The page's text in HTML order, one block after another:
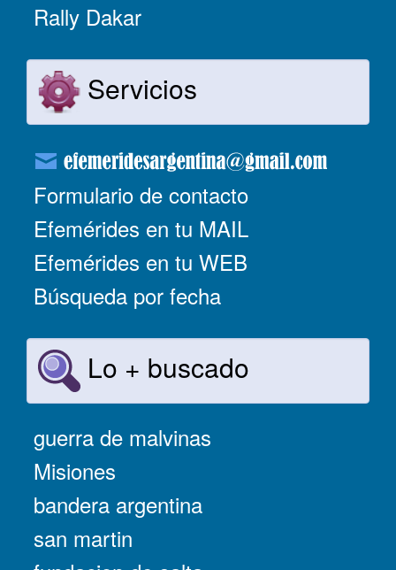
Rally Dakar
Servicios
Formulario de contacto
Efemérides en tu MAIL
Efemérides en tu WEB
Búsqueda por fecha
Lo + buscado
guerra de malvinas
Misiones
bandera argentina
san martin